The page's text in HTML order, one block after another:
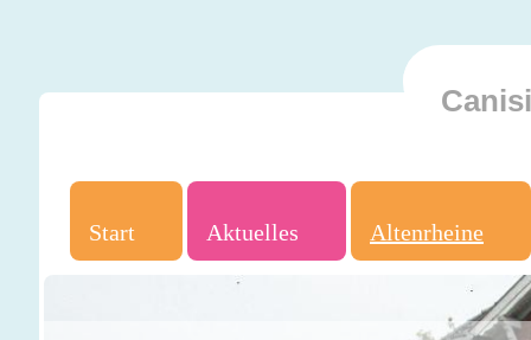
Start Aktuelles Altenrheine